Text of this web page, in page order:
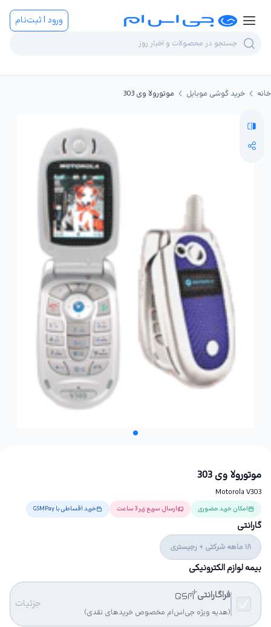
ورود | ثبت‌نام
خانه خرید گوشی موبایل موتورولا وی 303
موتورولا وی 303
Motorola V303
امکان خرید حضوری ارسال سریع زیر 3 ساعت خرید اقساطی با GSMPay
گارانتی
18 ماهه شرکتی + رجیستری
بیمه لوازم الکترونیکی
فراگارانتی
(هدیه ویژه جی‌اس‌ام مخصوص خریدهای نقدی)
جزئیات